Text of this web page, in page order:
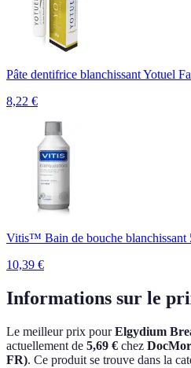
Pâte dentifrice blanchissant Yotuel
8,22 €
Vitis™ Bain de bouche blanchissant
10,39 €
Informations sur le
Le meilleur prix pourElgydium
actuellement de 5,69 € chez
FR). Ce produit se trouve dans la